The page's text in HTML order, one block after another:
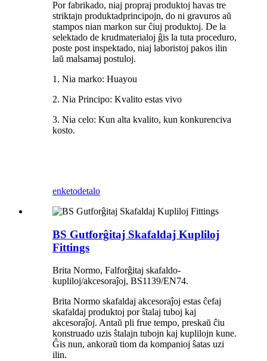
Por fabrikado, niaj propraj produktoj havas tre
striktajn produktadprincipojn, do ni gravuros aŭ
stampos nian markon sur ĉiuj produktoj. De la
selektado de krudmaterialoj ĝis la tuta proceduro,
poste post inspektado, niaj laboristoj pakos ilin
laŭ malsamaj postuloj.
1. Nia marko: Huayou
2. Nia Principo: Kvalito estas vivo
3. Nia celo: Kun alta kvalito, kun konkurenciva
kosto.
enketodetalo
BS Gutforĝitaj Skafaldaj Kupliloj
Fittings
Brita Normo, Falforĝitaj skafaldo-
kupliloj/akcesoraĵoj, BS1139/EN74.
Brita Normo skafaldaj akcesoraĵoj estas ĉefaj
skafaldaj produktoj por ŝtalaj tuboj kaj
akcesoraĵoj. Antaŭ pli frue tempo, preskaŭ ĉiu
konstruado uzis ŝtalajn tubojn kaj kuplilojn kune.
Ĝis nun, ankoraŭ tiom da kompanioj ŝatas uzi
ilin.